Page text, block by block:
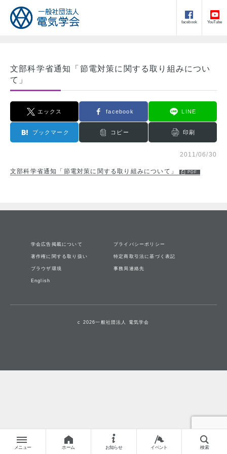
facebook YouTube
メニュー ホーム お知らせ イベント 検索
文部科学省通知「節電対策に関する取り組みについ
て」
エックス facebook LINE
ブックマーク コピー 印刷
2011/06/30
文部科学省通知「節電対策に関する取り組みについて」
学会広告掲載について プライバシーポリシー
著作権に関する取り扱い 特定商取引法に基づく表記
ブラウザ環境 事務局連絡先
English
c 2026一般社団法人 電気学会